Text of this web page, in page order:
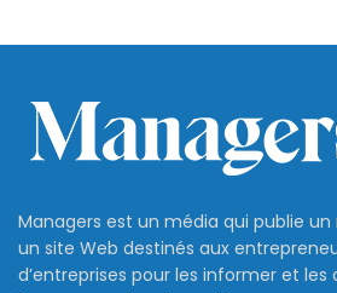
Managers est un média qui publie
un site Web destinés aux
d’entreprises pour les informer et